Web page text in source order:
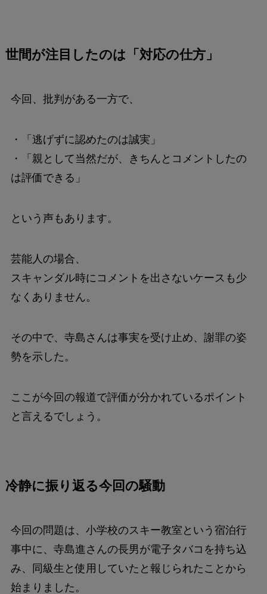
世間が注目したのは「対応の仕方」
今回、批判がある一方で、
・「逃げずに認めたのは誠実」
・「親として当然だが、きちんとコメントしたの
は評価できる」
という声もあります。
芸能人の場合、
スキャンダル時にコメントを出さないケースも少
なくありません。
その中で、寺島さんは事実を受け止め、謝罪の姿
勢を示した。
ここが今回の報道で評価が分かれているポイント
と言えるでしょう。
冷静に振り返る今回の騒動
今回の問題は、小学校のスキー教室という宿泊行
事中に、寺島進さんの長男が電子タバコを持ち込
み、同級生と使用していたと報じられたことから
始まりました。